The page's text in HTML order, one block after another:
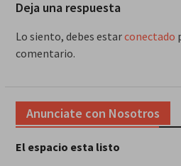
Deja una respuesta
Lo siento, debes estarconectado
comentario.
Anunciate con Nosotros
El espacio esta listo